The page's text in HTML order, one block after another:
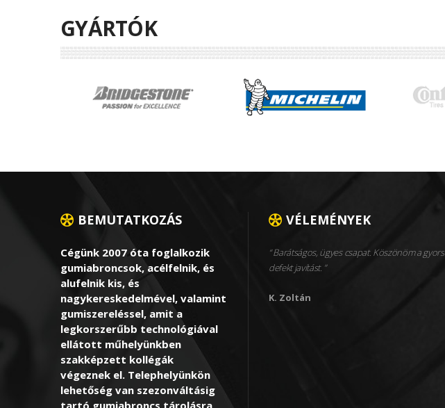
GYÁRTÓK
BEMUTATKOZÁS
Cégünk 2007 óta foglalkozik
gumiabroncsok, acélfelnik, és
alufelnik kis, és
nagykereskedelmével, valamint
gumiszereléssel, amit a
legkorszerűbb technológiával
ellátott műhelyünkben
szakképzett kollégák
végeznek el. Telephelyünkön
lehetőség van szezonváltásig
tartó gumiabroncs tárolásra
VÉLEMÉNYEK
Barátságos, ügyes csapat. Köszönöm a gyors
defekt javítást.
K. Zoltán